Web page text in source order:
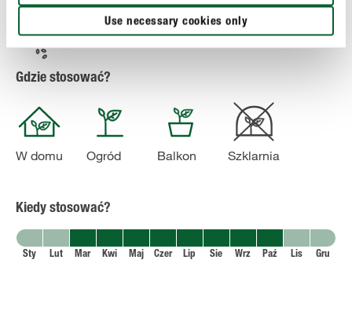
Use necessary cookies only
Stosowanie
Gdzie stosować?
W domu Ogród Balkon Szklarnia
Kiedy stosować?
Sty Lut Mar Kwi Maj Czer Lip Sie Wrz Paź Lis Gru